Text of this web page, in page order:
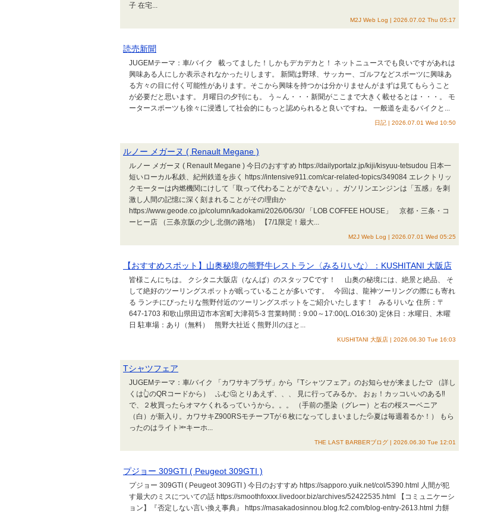
子 在宅...
M2J Web Log | 2026.07.02 Thu 05:17
読売新聞
JUGEMテーマ：車/バイク 載ってました！しかもデカデカと！ ネットニュースでも良いですがあれは
興味ある人にしか表示されなかったりします。 新聞は野球、サッカー、ゴルフなどスポーツに興味あ
る方々の目に付く可能性があります。そこから興味を持つかは分かりませんがまずは見てもらうこと
が必要だと思います。 月曜日の夕刊にも。 う～ん・・・新聞がここまで大きく載せるとは・・・。 モ
ータースポーツも徐々に浸透して社会的にもっと認められると良いですね。 一般道を走るバイクと...
日記 | 2026.07.01 Wed 10:50
ルノー メガーヌ ( Renault Megane )
ルノー メガーヌ ( Renault Megane ) 今日のおすすめ https://dailyportalz.jp/kiji/kisyuu-tetsudou 日本一
短いローカル私鉄、紀州鉄道を歩く https://intensive911.com/car-related-topics/349084 エレクトリッ
クモーターは内燃機関にけして「取って代わることができない」。ガソリンエンジンは「五感」を刺
激し人間の記憶に深く刻まれることがその理由か
https://www.geode.co.jp/column/kadokami/2026/06/30/ 「LOB COFFEE HOUSE」 京都・三条・コ
ーヒー店 （三条京阪の少し北側の路地） 【7/1限定！最大...
M2J Web Log | 2026.07.01 Wed 05:25
【おすすめスポット】山奥秘境の熊野牛レストラン〈みるりいな〉：KUSHITANI 大阪店
皆様こんにちは。 クシタニ大阪店（なんば）のスタッフCです！ 山奥の秘境には、絶景と絶品、 そ
して絶好のツーリングスポットが眠っていることが多いです。 今回は、龍神ツーリングの際にも寄れ
る ランチにぴったりな熊野付近のツーリングスポットをご紹介いたします！ みるりいな 住所：〒
647-1703 和歌山県田辺市本宮町大津荷5-3 営業時間：9:00～17:00(L.O16:30) 定休日：水曜日、木曜
日 駐車場：あり（無料） 熊野大社近く熊野川のほと...
KUSHITANI 大阪店 | 2026.06.30 Tue 16:03
Tシャツフェア
JUGEMテーマ：車/バイク 「カワサキプラザ」から『Tシャツフェア』のお知らせが来ました👕 （詳し
くは👆のQRコードから） ふむ🤔 とりあえず、、、 見に行ってみるか。 おぉ！カッコいいのある‼️
で、２枚買ったらオマケくれるっていうから。。。 （手前の墨染（グレー）と右の桜スーベニア
（白）が新入り。カワサキZ900RSモチーフTが６枚になってしまいました💦夏は毎週着るか！） もら
ったのはライト🔦キーホ...
THE LAST BARBERブログ | 2026.06.30 Tue 12:01
プジョー 309GTI ( Peugeot 309GTI )
プジョー 309GTI ( Peugeot 309GTI ) 今日のおすすめ https://sapporo.yuik.net/col/5390.html 人間が犯
す最大のミスについての話 https://smoothfoxxx.livedoor.biz/archives/52422535.html 【コミュニケーシ
ョン】『否定しない言い換え事典』 https://masakadosinnou.blog.fc2.com/blog-entry-2613.html 力餅